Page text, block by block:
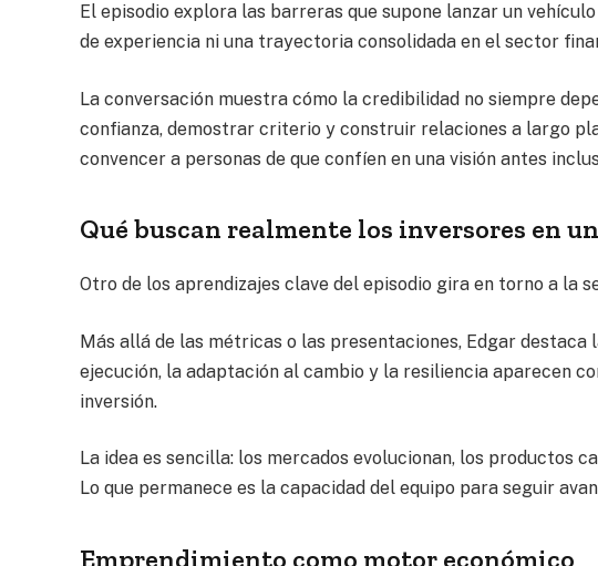
El episodio explora las barreras que supone lanzar un
de experiencia ni una trayectoria consolidada en el sector
La conversación muestra cómo la credibilidad no siempre
confianza, demostrar criterio y construir relaciones a largo
convencer a personas de que confíen en una visión antes
Qué buscan realmente los inversores en
Otro de los aprendizajes clave del episodio gira en torno a la
Más allá de las métricas o las presentaciones, Edgar
ejecución, la adaptación al cambio y la resiliencia aparecen
inversión.
La idea es sencilla: los mercados evolucionan, los productos
Lo que permanece es la capacidad del equipo para seguir
Emprendimiento como motor económico